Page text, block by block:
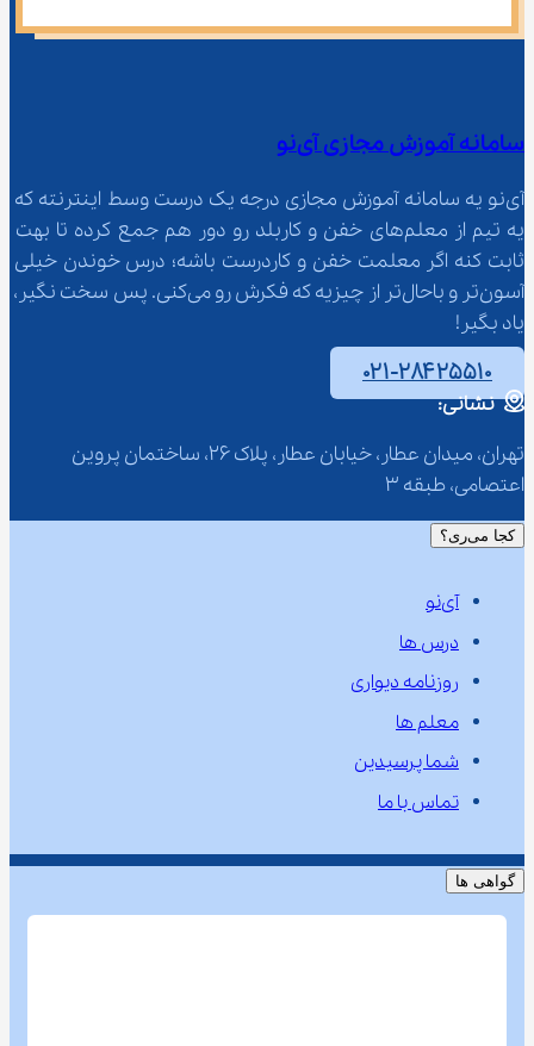
سامانه آموزش مجازی آی‌نو
آی‌نو یه سامانه آموزش مجازی درجه یک درست وسط اینترنته که
یه تیم از معلم‌‌های خفن و کاربلد رو دور هم جمع کرده تا بهت
ثابت کنه اگر معلمت خفن و کاردرست باشه؛ درس خوندن خیلی
آسون‌تر و باحال‌تر از چیزیه که فکرش رو می‌کنی. پس سخت نگیر،
یاد بگیر!
۰۲۱-۲۸۴۲۵۵۱۰
نشانی:
تهران، میدان عطار، خیابان عطار، پلاک 26، ساختمان پروین
اعتصامی، طبقه 3
کجا می‌ری؟
آی‌نو
درس ها
روزنامه دیواری
معلم ها
شما پرسیدین
تماس با ما
گواهی ها